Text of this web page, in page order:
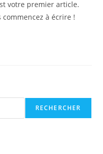
votre premier article.
à écrire !
RECHERCHER